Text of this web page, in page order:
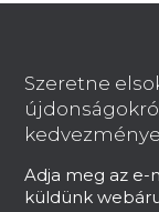
Szeretne
Adja meg az e-
küldünk